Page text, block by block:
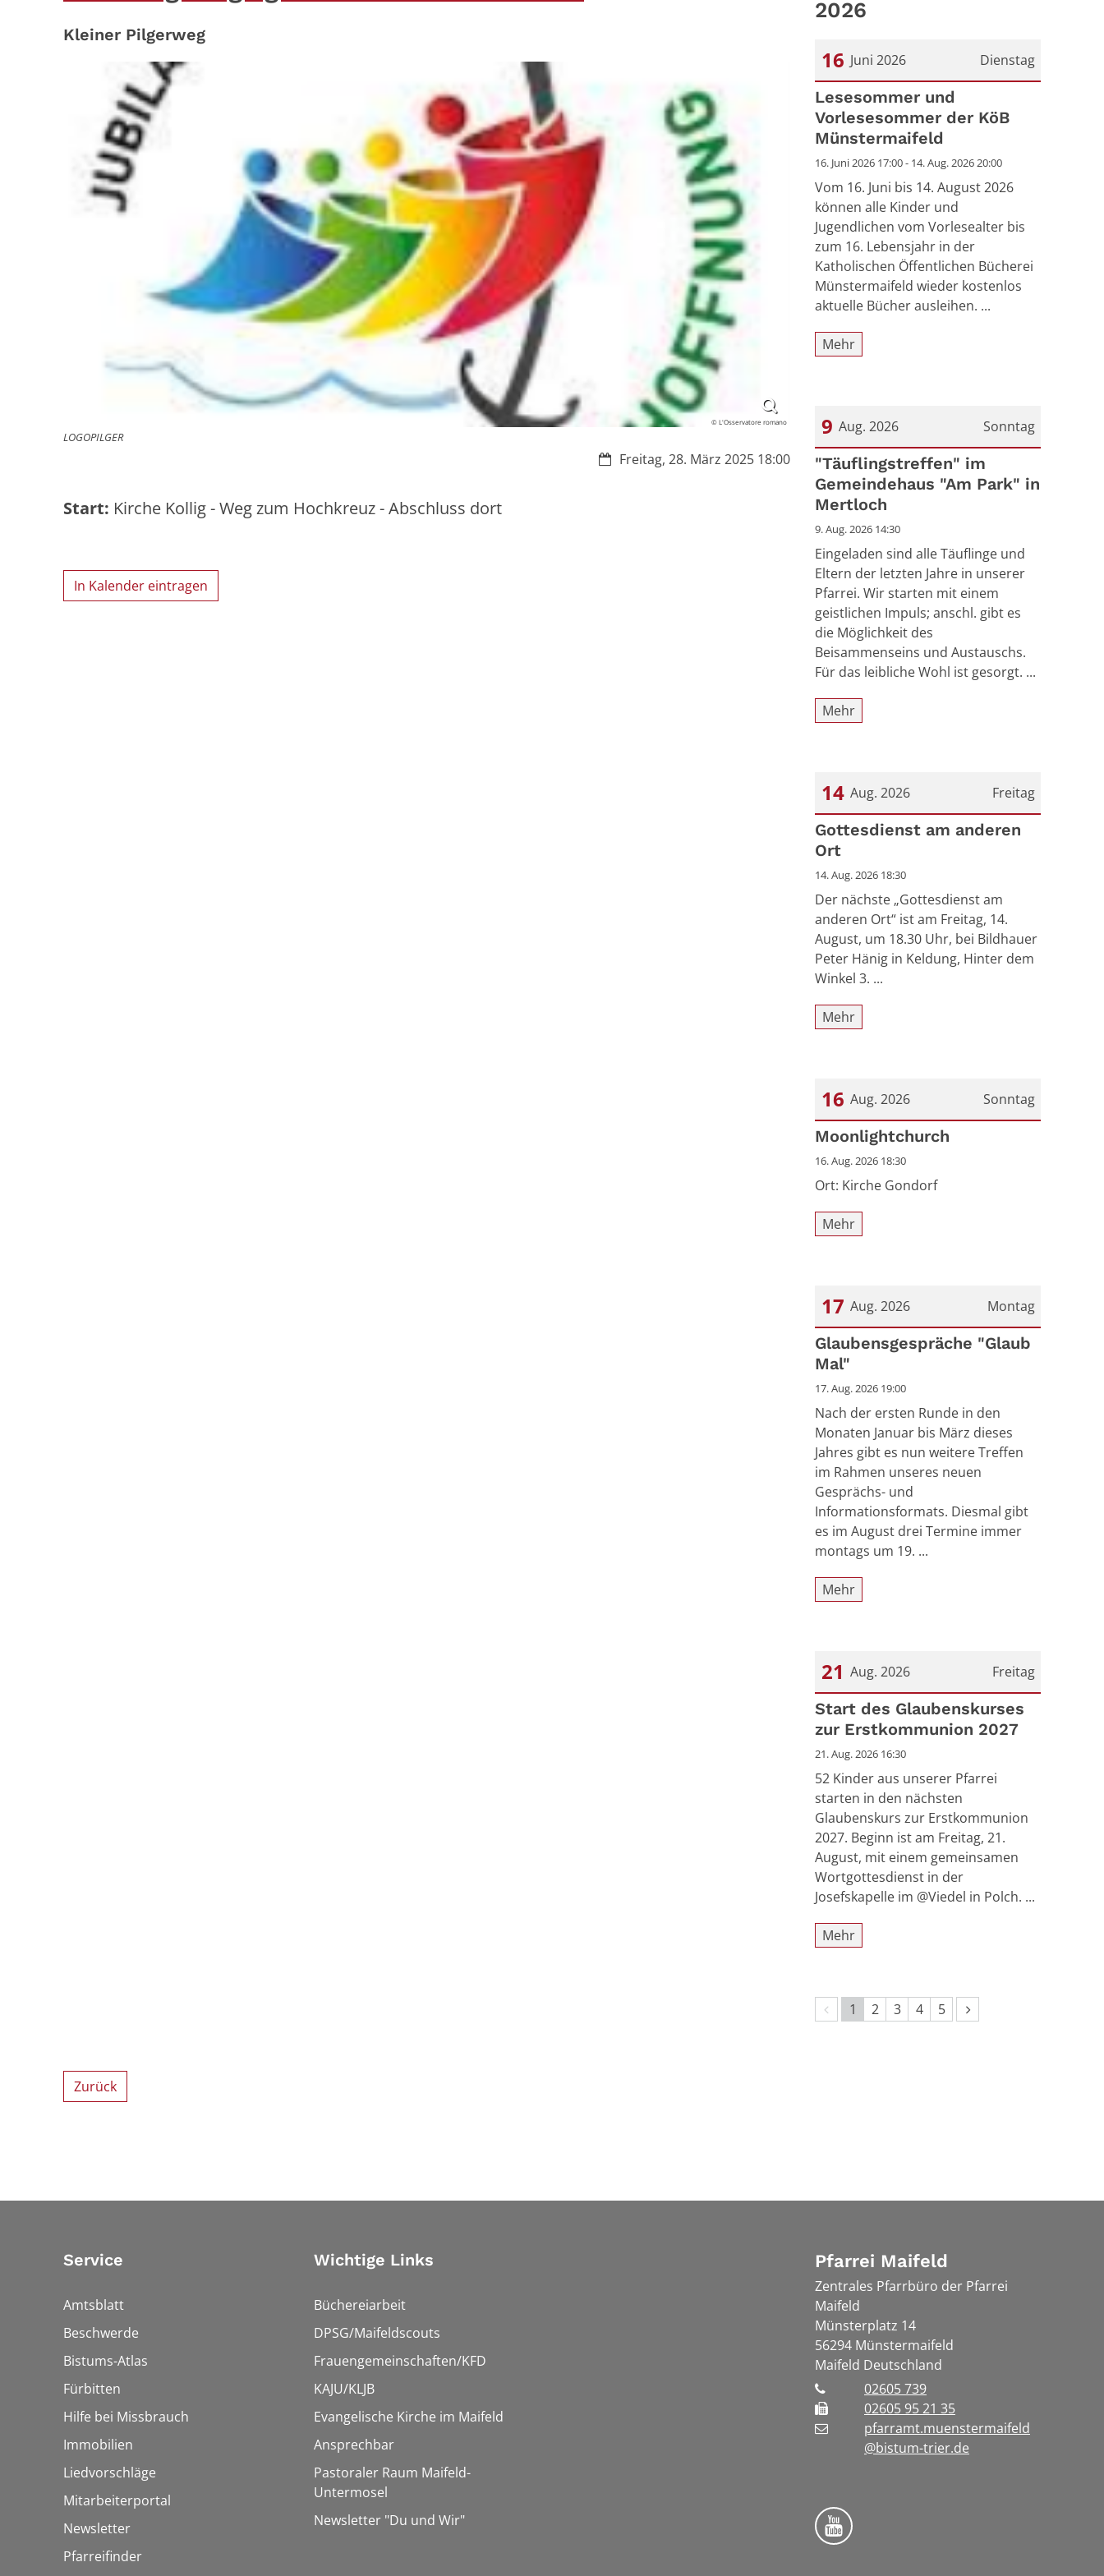
Kleiner Pilgerweg
© L'Osservatore romano
LOGOPILGER
Datum:Freitag, 28. März 2025 18:00
Start: Kirche Kollig - Weg zum Hochkreuz - Abschluss dort
In Kalender eintragen
2026
Dienstag
16 Juni 2026
Datum: 16. Juni 2026
Lesesommer und
Vorlesesommer der KöB
Münstermaifeld
16. Juni 2026 17:00 - 14. Aug. 2026 20:00
Vom 16. Juni bis 14. August 2026
können alle Kinder und
Jugendlichen vom Vorlesealter bis
zum 16. Lebensjahr in der
Katholischen Öffentlichen Bücherei
Münstermaifeld wieder kostenlos
aktuelle Bücher ausleihen. ...
Mehr
Sonntag
9 Aug. 2026
Datum: 9. August 2026
"Täuflingstreffen" im
Gemeindehaus "Am Park" in
Mertloch
9. Aug. 2026 14:30
Eingeladen sind alle Täuflinge und
Eltern der letzten Jahre in unserer
Pfarrei. Wir starten mit einem
geistlichen Impuls; anschl. gibt es
die Möglichkeit des
Beisammenseins und Austauschs.
Für das leibliche Wohl ist gesorgt. ...
Mehr
Freitag
14 Aug. 2026
Datum: 14. August 2026
Gottesdienst am anderen
Ort
14. Aug. 2026 18:30
Der nächste „Gottesdienst am
anderen Ort“ ist am Freitag, 14.
August, um 18.30 Uhr, bei Bildhauer
Peter Hänig in Keldung, Hinter dem
Winkel 3. ...
Mehr
Sonntag
16 Aug. 2026
Datum: 16. August 2026
Moonlightchurch
16. Aug. 2026 18:30
Ort: Kirche Gondorf
Mehr
Montag
17 Aug. 2026
Datum: 17. August 2026
Glaubensgespräche "Glaub
Mal"
17. Aug. 2026 19:00
Nach der ersten Runde in den
Monaten Januar bis März dieses
Jahres gibt es nun weitere Treffen
im Rahmen unseres neuen
Gesprächs- und
Informationsformats. Diesmal gibt
es im August drei Termine immer
montags um 19. ...
Mehr
Freitag
21 Aug. 2026
Datum: 21. August 2026
Start des Glaubenskurses
zur Erstkommunion 2027
21. Aug. 2026 16:30
52 Kinder aus unserer Pfarrei
starten in den nächsten
Glaubenskurs zur Erstkommunion
2027. Beginn ist am Freitag, 21.
August, mit einem gemeinsamen
Wortgottesdienst in der
Josefskapelle im @Viedel in Polch. ...
Mehr
Vorherige Seite
1 2 3 4 5 Nächste Seite
Zurück
Service
Amtsblatt
Beschwerde
Bistums-Atlas
Fürbitten
Hilfe bei Missbrauch
Immobilien
Liedvorschläge
Mitarbeiterportal
Newsletter
Pfarreifinder
Wichtige Links
Büchereiarbeit
DPSG/Maifeldscouts
Frauengemeinschaften/KFD
KAJU/KLJB
Evangelische Kirche im Maifeld
Ansprechbar
Pastoraler Raum Maifeld-
Untermosel
Newsletter "Du und Wir"
Pfarrei Maifeld
Zentrales Pfarrbüro der Pfarrei
Maifeld
Münsterplatz 14
56294 Münstermaifeld
Maifeld Deutschland
02605 739
02605 95 21 35
pfarramt.muenstermaifeld
@bistum-trier.de
Folge uns auf YouTube